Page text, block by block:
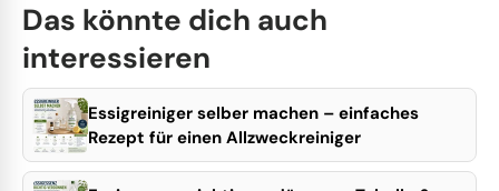
Das könnte dich auch
interessieren
Essigreiniger selber machen – einfaches
Rezept für einen Allzweckreiniger